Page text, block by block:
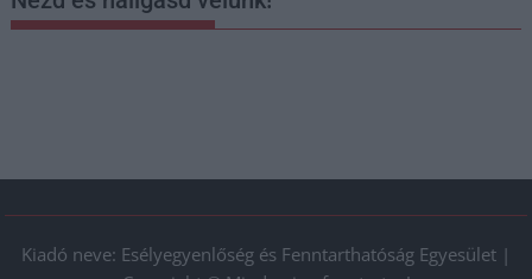
Kiadó neve: Esélyegyenlőség és Fenntarthatóság Egyesület |